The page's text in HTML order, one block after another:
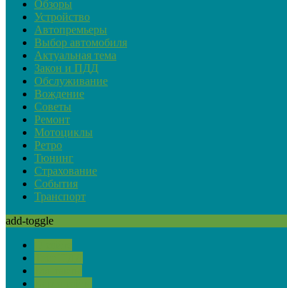
Обзоры
Устройство
Автопремьеры
Выбор автомобиля
Актуальная тема
Закон и ПДД
Обслуживание
Вождение
Советы
Ремонт
Мотоциклы
Ретро
Тюнинг
Страхование
События
Транспорт
add-toggle